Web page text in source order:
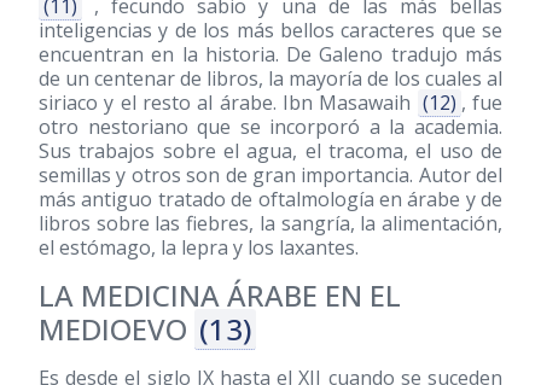
(11)
, fecundo sabio y una de las más bellas
inteligencias y de los más bellos caracteres que se
encuentran en la historia. De Galeno tradujo más
de un centenar de libros, la mayoría de los cuales al
siriaco y el resto al árabe. Ibn Masawaih (12) , fue
otro nestoriano que se incorporó a la academia.
Sus trabajos sobre el agua, el tracoma, el uso de
semillas y otros son de gran importancia. Autor del
más antiguo tratado de oftalmología en árabe y de
libros sobre las fiebres, la sangría, la alimentación,
el estómago, la lepra y los laxantes.
LA MEDICINA ÁRABE EN EL
MEDIOEVO (13)
Es desde el siglo IX hasta el XII cuando se suceden